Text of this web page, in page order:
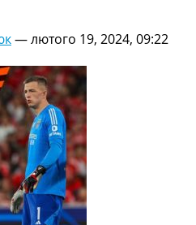
—лютого 19, 2024, 09:22